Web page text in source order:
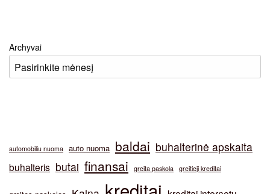
Archyvai
automobiliu nuoma auto nuoma baldai buhalterinė apskaita
buhalteris butai finansai greita paskola greitieji kreditai